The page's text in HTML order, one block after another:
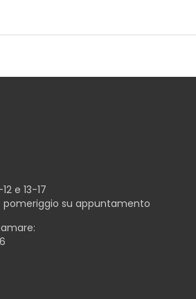
e 13-17
su appuntamento